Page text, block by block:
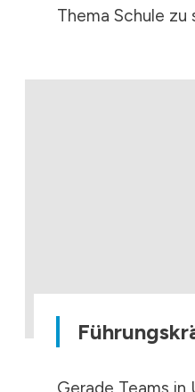
Thema Schule zu
Gerade Teams in